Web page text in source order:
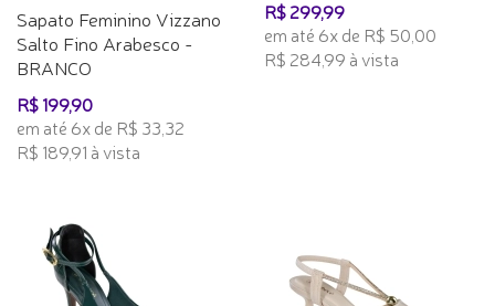
Sapato Feminino Vizzano
Salto Fino Arabesco -
BRANCO
R$ 199,90
em até 6x de R$ 33,32
R$ 189,91 à vista
R$ 299,99
em até 6x de R$ 50,00
R$ 284,99 à vista